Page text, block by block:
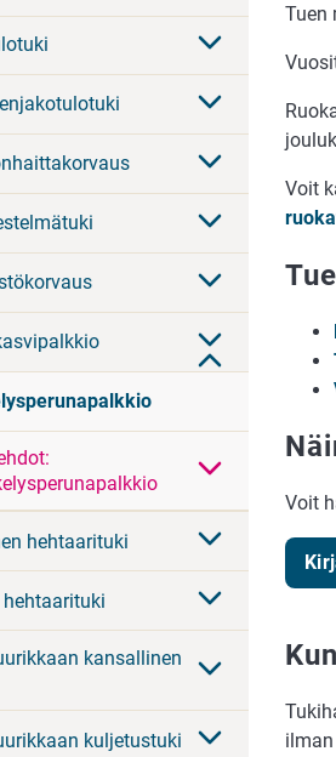
hehtaarituki
kansallinen
kuljetustuki
Tuen
Voit
Voit